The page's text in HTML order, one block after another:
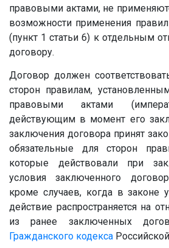
правовыми актами, не
возможности применения
(пункт 1 статьи 6) к отдельным
договору.
Договор должен
сторон правилам,
правовыми актами
действующим в момент его
заключения договора принят
обязательные для сторон
которые действовали при
условия заключенного
кроме случаев, когда в законе
действие распространяется на
из ранее заключенных
Гражданского кодекса